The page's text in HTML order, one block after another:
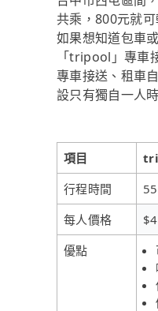
共乘，800元就
如果想知道包車
「tripool」專車
專車接送、租車
設只有獨自一人
項目
行程時間
每人價格
優點